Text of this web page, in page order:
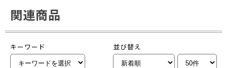
関連商品
キーワード 並び替え